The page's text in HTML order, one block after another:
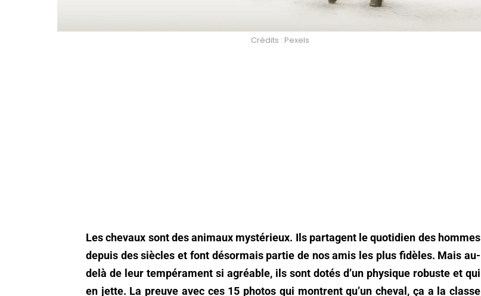
Crédits : Pexels
Les chevaux sont des animaux mystérieux. Ils partagent le quotidien des hommes
depuis des siècles et font désormais partie de nos amis les plus fidèles. Mais au-
delà de leur tempérament si agréable, ils sont dotés d’un physique robuste et qui
en jette. La preuve avec ces 15 photos qui montrent qu’un cheval, ça a la classe